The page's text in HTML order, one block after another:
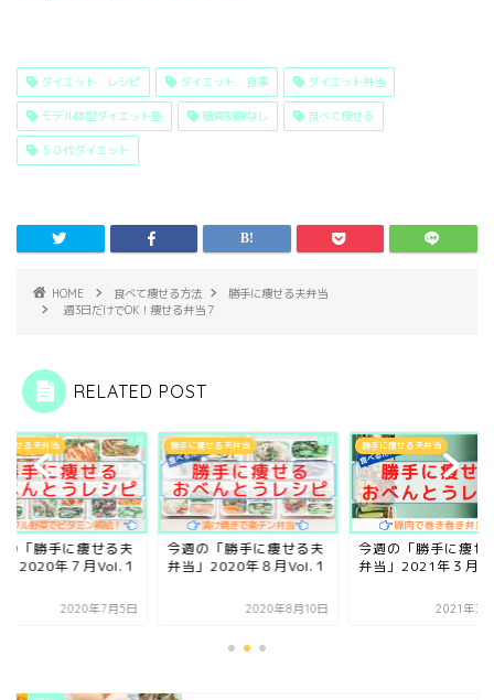
ダイエット レシピ ダイエット 食事 ダイエット弁当
モデル体型ダイエット塾 糖質制限なし 食べて痩せる
５０代ダイエット
HOME 食べて痩せる方法
勝手に痩せる夫弁当
週3日だけでOK！痩せる弁当７
RELATED POST
痩せる夫弁当
の「勝手に痩せる夫
」2020年８月Vol.１
2020年8月10日
勝手に痩せる夫弁当
今週の「勝手に痩せる夫
弁当」2021年３月Vol.１
2021年3月27日
勝手に痩せる夫弁当
今週の「勝手に痩せ
弁当」2020年７月
2020年7